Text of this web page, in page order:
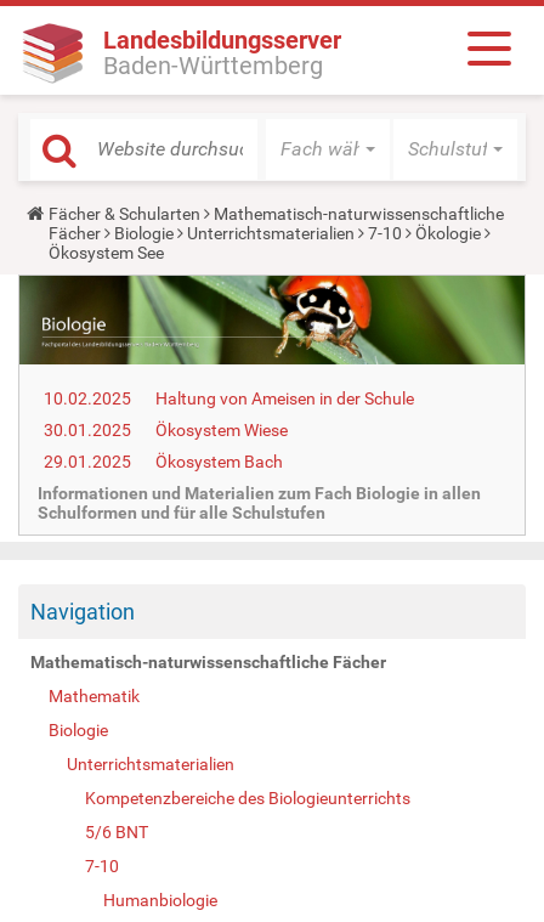
Landesbildungsserver
Baden-Württemberg
Fach wählen Schulstufe
Y
o
u
a
h
e
r
:
Fächer & Schularten
Mathematisch-naturwissenschaftliche
Fächer
Biologie Unterrichtsmaterialien 7-10
Ökologie
Ökosystem See
10.02.2025
Haltung von Ameisen in der Schule
30.01.2025
Ökosystem Wiese
29.01.2025
Ökosystem Bach
Informationen und Materialien zum Fach Biologie in allen
Schulformen und für alle Schulstufen
Navigation
Mathematisch-naturwissenschaftliche Fächer
Mathematik
Biologie
Unterrichtsmaterialien
Kompetenzbereiche des Biologieunterrichts
5/6 BNT
7-10
Humanbiologie